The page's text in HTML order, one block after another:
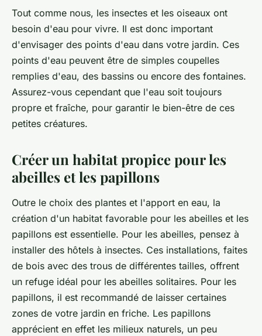
Tout comme nous, les insectes et les oiseaux ont
besoin d'eau pour vivre. Il est donc important
d'envisager des points d'eau dans votre jardin. Ces
points d'eau peuvent être de simples coupelles
remplies d'eau, des bassins ou encore des fontaines.
Assurez-vous cependant que l'eau soit toujours
propre et fraîche, pour garantir le bien-être de ces
petites créatures.
Créer un habitat propice pour les
abeilles et les papillons
Outre le choix des plantes et l'apport en eau, la
création d'un habitat favorable pour les abeilles et les
papillons est essentielle. Pour les abeilles, pensez à
installer des hôtels à insectes. Ces installations, faites
de bois avec des trous de différentes tailles, offrent
un refuge idéal pour les abeilles solitaires. Pour les
papillons, il est recommandé de laisser certaines
zones de votre jardin en friche. Les papillons
apprécient en effet les milieux naturels, un peu